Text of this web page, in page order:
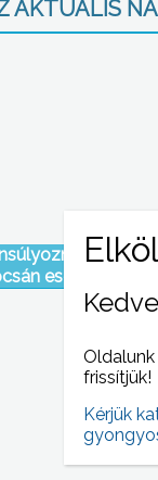
AKTUÁLIS
kell a
esetleg kieső
frissítjük!
Kérjük